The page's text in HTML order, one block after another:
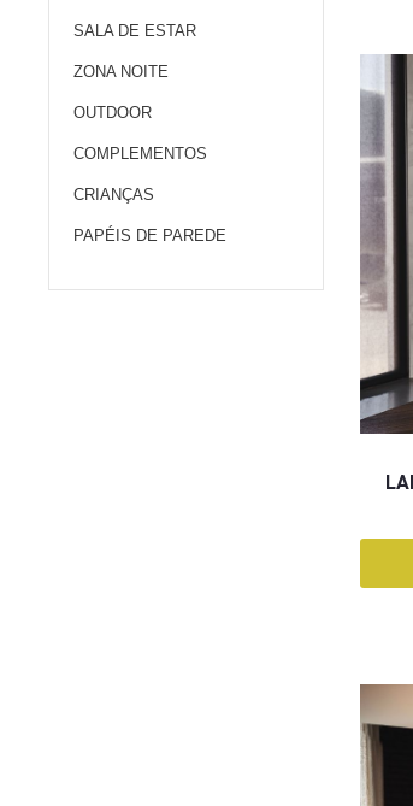
SALA DE ESTAR
ZONA NOITE
OUTDOOR
COMPLEMENTOS
CRIANÇAS
PAPÉIS DE PAREDE